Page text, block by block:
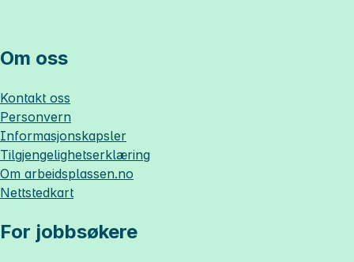
Om oss
Kontakt oss
Personvern
Informasjonskapsler
Tilgjengelighetserklæring
Om arbeidsplassen.no
Nettstedkart
For jobbsøkere